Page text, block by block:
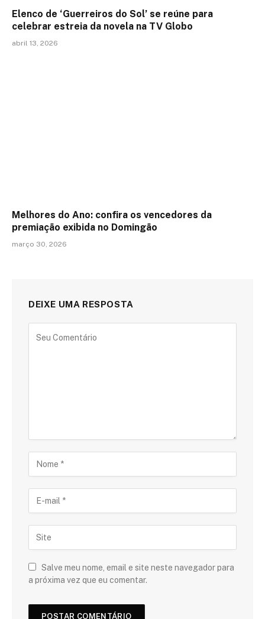
Elenco de ‘Guerreiros do Sol’ se reúne para
celebrar estreia da novela na TV Globo
abril 13, 2026
Melhores do Ano: confira os vencedores da
premiação exibida no Domingão
março 30, 2026
DEIXE UMA RESPOSTA
Salve meu nome, email e site neste navegador para
a próxima vez que eu comentar.